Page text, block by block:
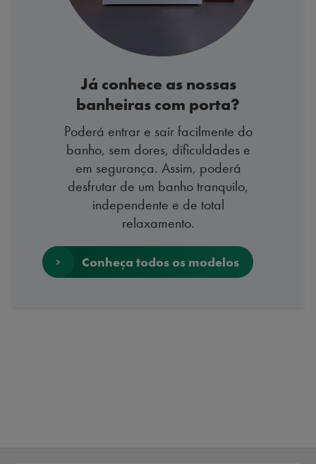
Já conhece as nossas
banheiras com porta?
Poderá entrar e sair facilmente do
banho, sem dores, dificuldades e
em segurança. Assim, poderá
desfrutar de um banho tranquilo,
independente e de total
relaxamento.
Conheça todos os modelos